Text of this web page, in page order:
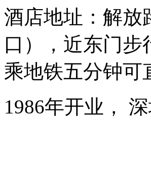
酒店地址：解放
口），近东门
乘地铁五分钟可
1986年开业，